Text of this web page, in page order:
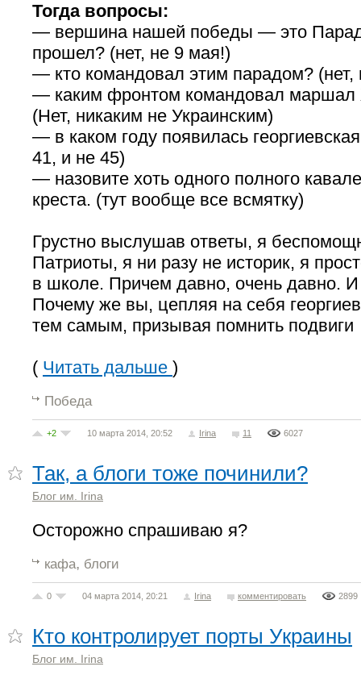
Тогда вопросы:
— вершина нашей победы — это
прошел? (нет, не 9 мая!)
— кто командовал этим парадом? (нет,
— каким фронтом командовал маршал
(Нет, никаким не Украинским)
— в каком году появилась
41, и не 45)
— назовите хоть одного полного
креста. (тут вообще все всмятку)
Грустно выслушав ответы, я
Патриоты, я ни разу не историк, я
в школе. Причем давно, очень давно.
Почему же вы, цепляя на себя
тем самым, призывая помнить подвиги
( Читать дальше )
Победа
+2 10 марта 2014, 20:52 Irina 11 6027
Так, а блоги тоже починили?
Блог им. Irina
Осторожно спрашиваю я?
кафа, блоги
0 04 марта 2014, 20:21 Irina комментировать 2899
Кто контролирует порты Украины
Блог им. Irina